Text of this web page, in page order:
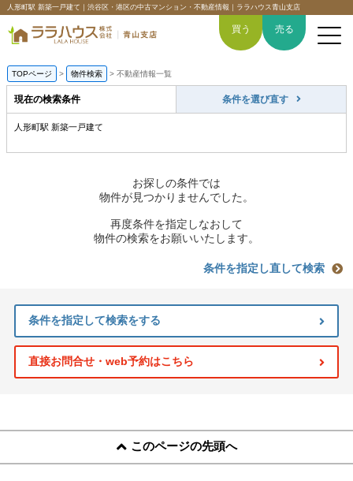
人形町駅 新築一戸建て｜渋谷区・港区の中古マンション・不動産情報｜ララハウス青山支店
スタッフ紹介
買う 売る
TOPページ > 物件検索 > 不動産情報一覧
現在の検索条件 条件を選び直す
人形町駅 新築一戸建て
お探しの条件では
物件が見つかりませんでした。
再度条件を指定しなおして
物件の検索をお願いいたします。
条件を指定し直して検索
条件を指定して検索をする
直接お問合せ・web予約はこちら
このページの先頭へ